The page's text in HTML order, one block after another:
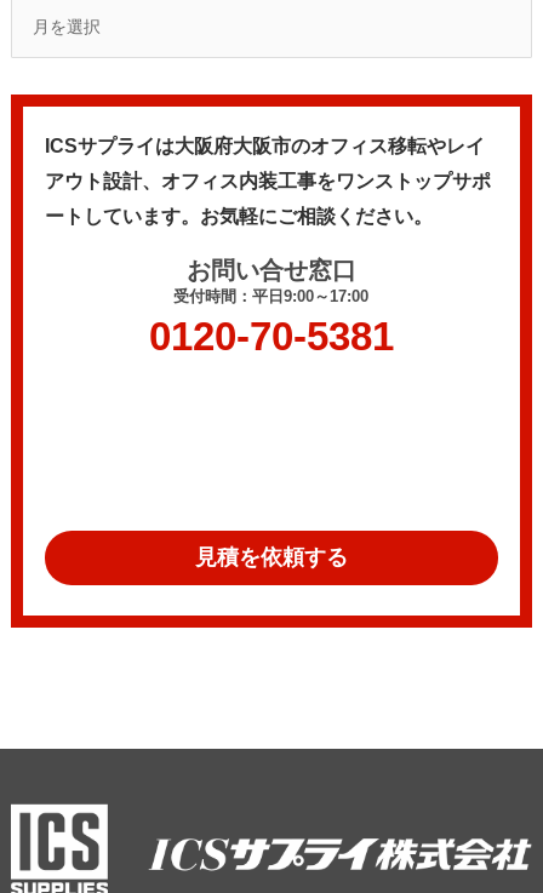
ICSサプライは大阪府大阪市のオフィス移転やレイ
アウト設計、 オフィス内装工事をワンストップサポ
ートしています。 お気軽にご相談ください。
お問い合せ窓口
受付時間：平日9:00～17:00
0120-70-5381
見積を依頼する